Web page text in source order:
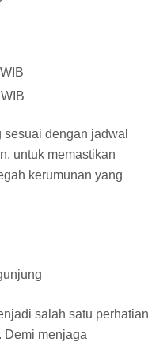
dengan jadwal
untuk memastikan
kerumunan yang
salah satu perhatian
Demi menjaga